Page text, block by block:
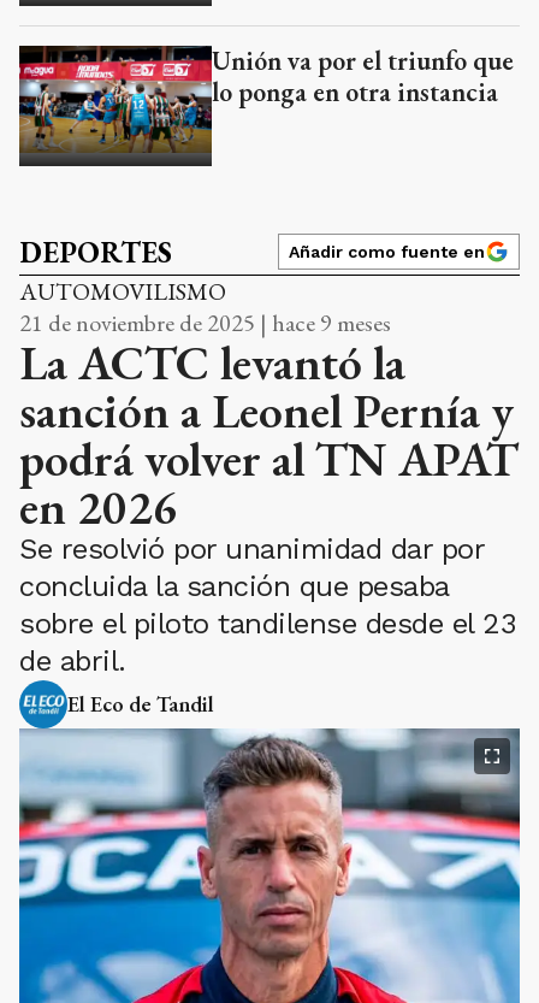
Unión va por el triunfo que
lo ponga en otra instancia
DEPORTES Añadir como fuente en
AUTOMOVILISMO
21 de noviembre de 2025 | hace 9 meses
La ACTC levantó la
sanción a Leonel Pernía y
podrá volver al TN APAT
en 2026
Se resolvió por unanimidad dar por
concluida la sanción que pesaba
sobre el piloto tandilense desde el 23
de abril.
El Eco de Tandil